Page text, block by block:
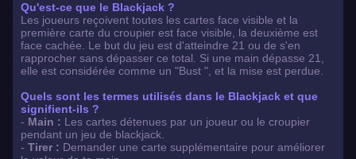
Qu'est-ce que le Blackjack ?
Les joueurs reçoivent toutes les cartes face visible et la
première carte du croupier est face visible, la deuxième est
face cachée. Le but du jeu est d'atteindre 21 ou de s'en
rapprocher sans dépasser ce total. Si une main dépasse 21,
elle est considérée comme un "Bust ", et la mise est perdue.
Quels sont les termes utilisés dans le Blackjack et que
signifient-ils ?
- Main : Les cartes détenues par un joueur ou le croupier
pendant un jeu de blackjack.
- Tirer : Demander une carte supplémentaire pour améliorer